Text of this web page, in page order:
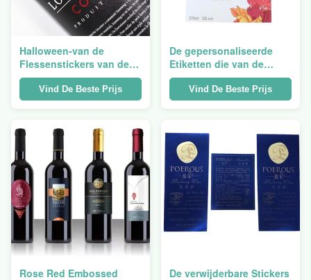
Halloween-van de
Flessenstickers van de
Kerstmiswijn de Luxe
Gouden Folie het In reliëf
maken Etiketten
Vind De Beste Prijs
De gepersonaliseerde
Etiketten die van de
Whiskyfles de Privé In
reliëf gemaakte Stickers
van de Folieverbinding
Vind De Beste Prijs
Rose Red Embossed
De verwijderbare Stickers